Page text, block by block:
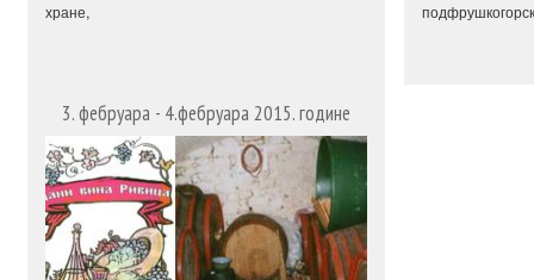
хране,
3. фебруара - 4.фебруара 2015. године